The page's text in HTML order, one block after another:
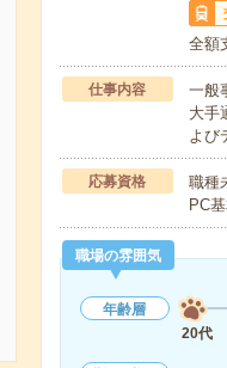
全額
仕事内容
一般
大手
よび
応募資格
職種
PC
職場の雰囲気
年齢層
20代